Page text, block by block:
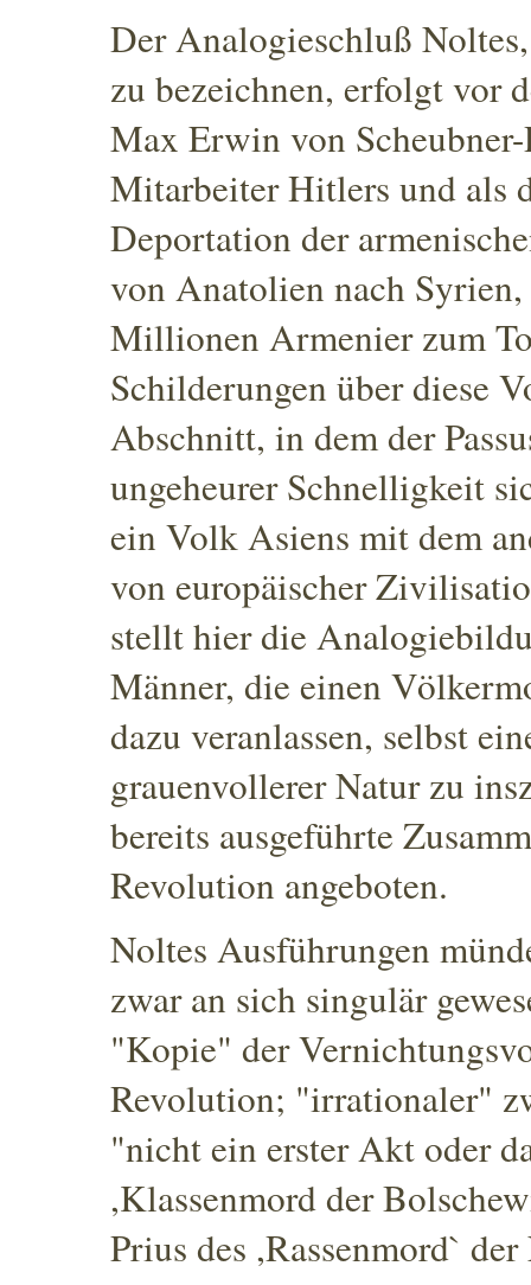
Der Analogieschluß
zu bezeichnen, erfolgt vor
Max Erwin von
Mitarbeiter Hitlers und als
Deportation der
von Anatolien nach
Millionen Armenier zum
Schilderungen über diese
Abschnitt, in dem der
ungeheurer Schnelligkeit
ein Volk Asiens mit dem
von europäischer
stellt hier die
Männer, die einen
dazu veranlassen, selbst
grauenvollerer Natur zu
bereits ausgeführte
Revolution angeboten.
Noltes Ausführungen
zwar an sich singulär
"Kopie" der
Revolution; "irrationaler"
"nicht ein erster Akt oder
,Klassenmord der
Prius des ,Rassenmord`